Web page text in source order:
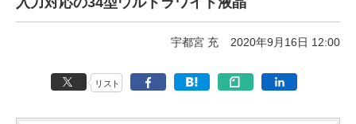
宇都宮 充 2020年9月16日 12:00
リスト